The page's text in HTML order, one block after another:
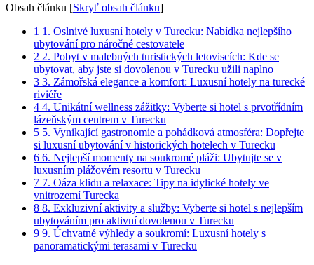
Obsah článku [Skryť obsah článku]
1 1. Oslnivé luxusní hotely v Turecku: Nabídka nejlepšího
ubytování pro náročné cestovatele
2 2. Pobyt v malebných turistických letoviscích: Kde se
ubytovat, aby jste si dovolenou v Turecku užili naplno
3 3. Zámořská elegance a komfort: Luxusní hotely na turecké
riviéře
4 4. Unikátní wellness zážitky: Vyberte si hotel s prvotřídním
lázeňským centrem v Turecku
5 5. Vynikající gastronomie a pohádková atmosféra: Dopřejte
si luxusní ubytování v historických hotelech v Turecku
6 6. Nejlepší momenty na soukromé pláži: Ubytujte se v
luxusním plážovém resortu v Turecku
7 7. Oáza klidu a relaxace: Tipy na idylické hotely ve
vnitrozemí Turecka
8 8. Exkluzivní aktivity a služby: Vyberte si hotel s nejlepším
ubytováním pro aktivní dovolenou v Turecku
9 9. Úchvatné výhledy a soukromí: Luxusní hotely s
panoramatickými terasami v Turecku